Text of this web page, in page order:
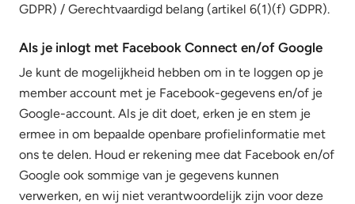
GDPR) / Gerechtvaardigd belang (artikel 6(1)(f) GDPR).
Als je inlogt met Facebook Connect en/of Google
Je kunt de mogelijkheid hebben om in te loggen op je
member account met je Facebook-gegevens en/of je
Google-account. Als je dit doet, erken je en stem je
ermee in om bepaalde openbare profielinformatie met
ons te delen. Houd er rekening mee dat Facebook en/of
Google ook sommige van je gegevens kunnen
verwerken, en wij niet verantwoordelijk zijn voor deze